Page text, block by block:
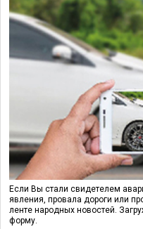
Если Вы стали свидетелем
явления, провала дороги или
ленте народных новостей.
форму.